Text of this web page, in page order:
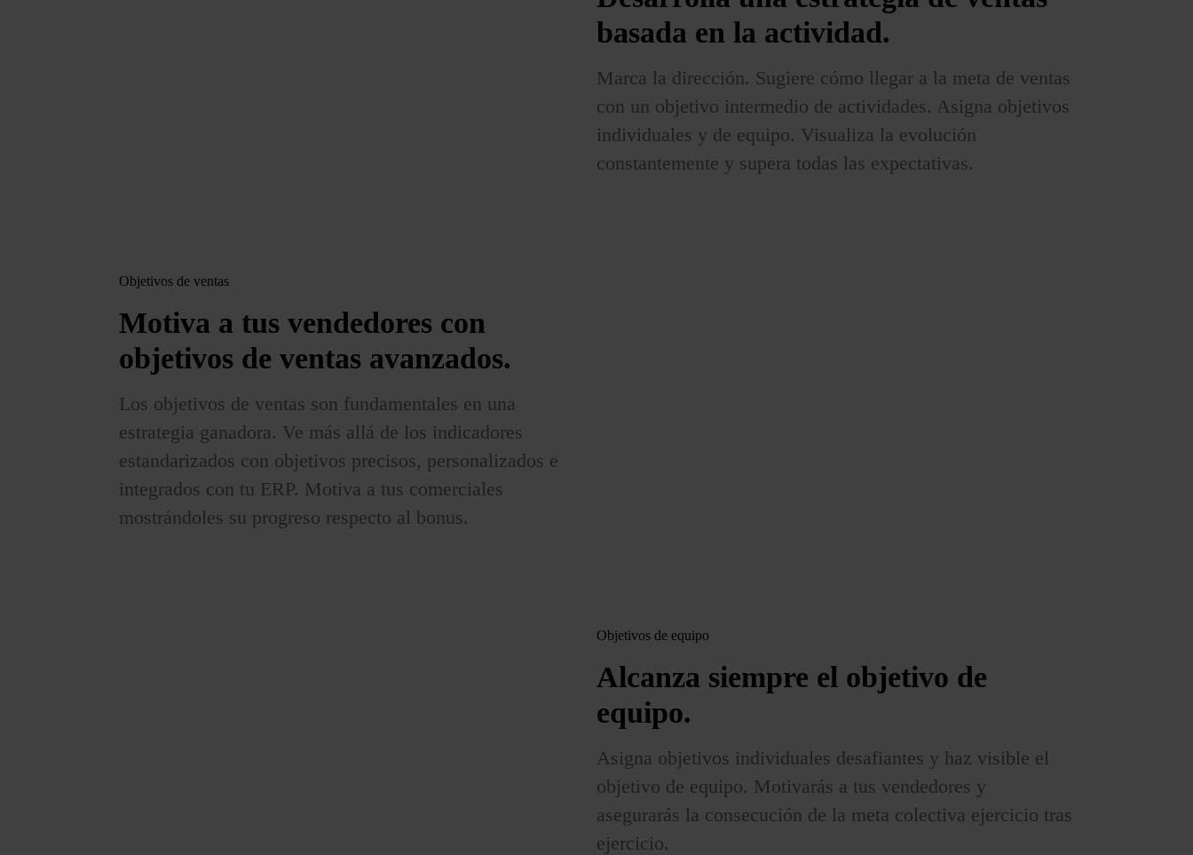
basada en la actividad.
Marca la dirección. Sugiere cómo llegar a la meta de ventas
con un objetivo intermedio de actividades. Asigna objetivos
individuales y de equipo. Visualiza la evolución
constantemente y supera todas las expectativas.
Objetivos de ventas
Motiva a tus vendedores con
objetivos de ventas avanzados.
Los objetivos de ventas son fundamentales en una
estrategia ganadora. Ve más allá de los indicadores
estandarizados con objetivos precisos, personalizados e
integrados con tu ERP. Motiva a tus comerciales
mostrándoles su progreso respecto al bonus.
Objetivos de equipo
Alcanza siempre el objetivo de
equipo.
Asigna objetivos individuales desafiantes y haz visible el
objetivo de equipo. Motivarás a tus vendedores y
asegurarás la consecución de la meta colectiva ejercicio tras
ejercicio.